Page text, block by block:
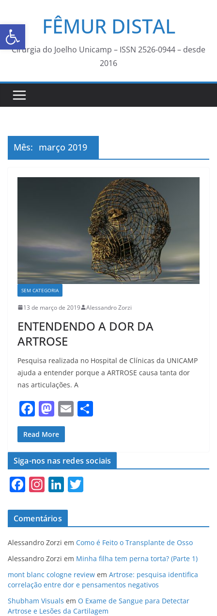
Abrir a barra de ferramentas
FÊMUR DISTAL
Cirurgia do Joelho Unicamp – ISSN 2526-0944 – desde
2016
Mês: março 2019
SEM CATEGORIA
13 de março de 2019 Alessandro Zorzi
ENTENDENDO A DOR DA
ARTROSE
Pesquisa realizada no Hospital de Clínicas da UNICAMP
ajuda a entender porque a ARTROSE causa tanta dor
nas articulações. A
F
a
c
e
b
o
k
M
a
st
o
d
o
E
l e
Read More
Siga-nos nas redes sociais
F
c
e
b
o
o
k
In
a
gr
a
m
Li
k
e
dI
n
er
Comentários
Alessandro Zorzi em Como é Feito o Transplante de Osso
Alessandro Zorzi em Minha filha tem perna torta? (Parte 1)
mont blanc cologne review em Artrose: pesquisa identifica
correlação entre dor e pensamentos negativos
Shubham Visuals em O Exame de Sangue para Detectar
Artrose e Lesões da Cartilagem